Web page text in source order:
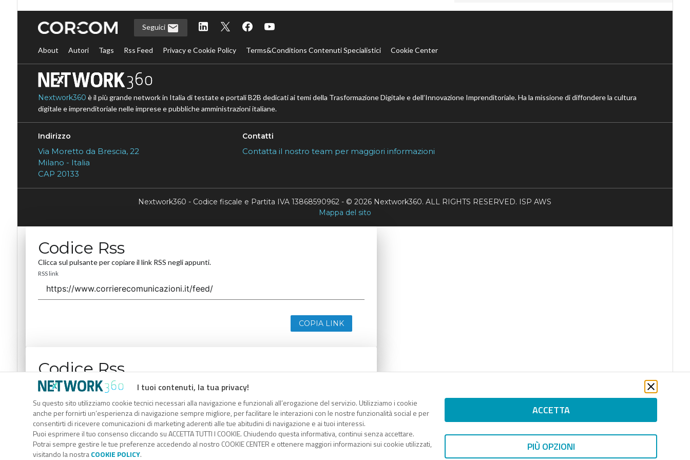
I tuoi contenuti, la tua privacy!
Su questo sito utilizziamo cookie tecnici necessari alla navigazione e funzionali all’erogazione del servizio. Utilizziamo i cookie
anche per fornirti un’esperienza di navigazione sempre migliore, per facilitare le interazioni con le nostre funzionalità social e per
consentirti di ricevere comunicazioni di marketing aderenti alle tue abitudini di navigazione e ai tuoi interessi.
Puoi esprimere il tuo consenso cliccando su ACCETTA TUTTI I COOKIE. Chiudendo questa informativa, continui senza accettare.
Potrai sempre gestire le tue preferenze accedendo al nostro COOKIE CENTER e ottenere maggiori informazioni sui cookie utilizzati,
visitando la nostraCOOKIE POLICY.
ACCETTA
PIÙ OPZIONI
Seguici
About Autori Tags Rss Feed Privacy e Cookie Policy Terms&Conditions Contenuti Specialistici Cookie Center
Nextwork360 è il più grande network in Italia di testate e portali B2B dedicati ai temi della Trasformazione Digitale e dell’Innovazione Imprenditoriale. Ha la missione di diffondere la cultura
digitale e imprenditoriale nelle imprese e pubbliche amministrazioni italiane.
Indirizzo
Via Moretto da Brescia, 22
Milano - Italia
CAP 20133
Contatti
Contatta il nostro team per maggiori informazioni
Nextwork360 - Codice fiscale e Partita IVA 13868590962 - © 2026 Nextwork360. ALL RIGHTS RESERVED. ISP AWS
Mappa del sito
Codice Rss
Clicca sul pulsante per copiare il link RSS negli appunti.
RSS link
COPIA LINK
Codice Rss
Clicca sul pulsante per copiare il link RSS negli appunti.
RSS link
COPIA LINK